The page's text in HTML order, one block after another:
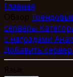
Главная
Обзор
серверы
с наградами
Добавить сервер
Язык